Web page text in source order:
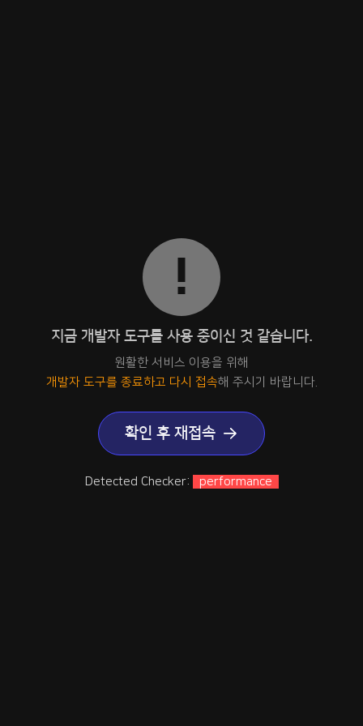
지금 개발자 도구를 사용 중이신 것 같습니다.
원활한 서비스 이용을 위해
개발자 도구를 종료하고 다시 접속해 주시기 바랍니다.
확인 후 재접속
Detected Checker: performance